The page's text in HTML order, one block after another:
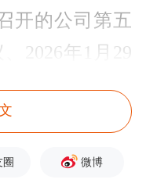
开的公司第五
2026年1月29
临时股东会和
五届董事会第
圈 微博